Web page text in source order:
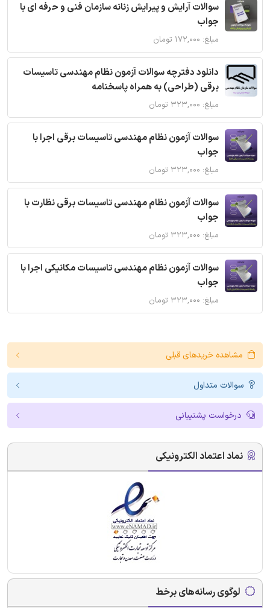
سوالات آرایش و پیرایش زنانه سازمان فنی و حرفه ای با
جواب
مبلغ: ۱۷۲,۰۰۰ تومان
دانلود دفترچه سوالات آزمون نظام مهندسی تاسیسات
برقی (طراحی) به همراه پاسخنامه
مبلغ: ۳۲۳,۰۰۰ تومان
سوالات آزمون نظام مهندسی تاسیسات برقی اجرا با
جواب
مبلغ: ۳۲۳,۰۰۰ تومان
سوالات آزمون نظام مهندسی تاسیسات برقی نظارت با
جواب
مبلغ: ۳۲۳,۰۰۰ تومان
سوالات آزمون نظام مهندسی تاسیسات مکانیکی اجرا با
جواب
مبلغ: ۳۲۳,۰۰۰ تومان
مشاهده خریدهای قبلی
سوالات متداول
درخواست پشتیبانی
نماد اعتماد الکترونیکی
لوگوی رسانه‌های برخط